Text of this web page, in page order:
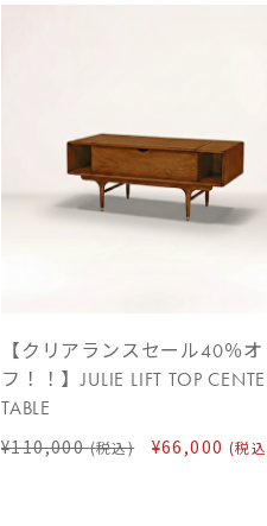
【クリアランスセール40％オ
フ！！】JULIE LIFT TOP
TABLE
¥110,000(税込) ¥66,000 (税